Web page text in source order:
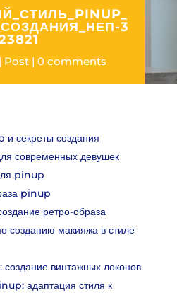
3
Post 0 comments
секреты создания
современных девушек
pinup
pinup
ретро-образа
созданию макияжа в стиле
винтажных локонов
адаптация стиля к